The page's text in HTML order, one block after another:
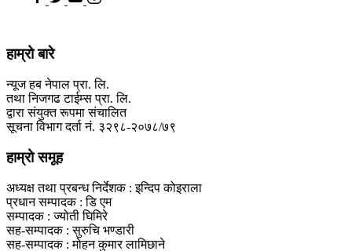
हाम्रो बारे
न्यूज हब नेपाल प्रा. लि.
तथा निजगढ टाईम्स प्रा. लि.
द्वारा संयुक्त रूपमा संचालित
सूचना विभाग दर्ता नं. ३२९८-२०७८/७९
हाम्रो समूह
अध्यक्ष तथा प्रबन्ध निर्देशक : इन्दिप कोइराला
प्रधान सम्पादक : डि एम
सम्पादक : ज्योती घिमिरे
सह-सम्पादक : सुरुचि भण्डारी
सह-सम्पादक : मोहन कुमार लामिछाने